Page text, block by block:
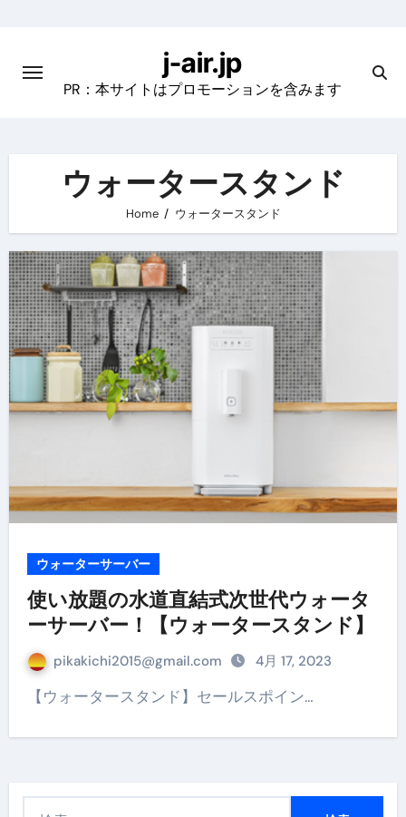
content
j-air.jp
PR：本サイトはプロモーションを含みます
ウォータースタンド
Home ウォータースタンド
ウォーターサーバー
使い放題の水道直結式次世代ウォータ
ーサーバー！【ウォータースタンド】
pikakichi2015@gmail.com 4月 17, 2023
【ウォータースタンド】セールスポイン…